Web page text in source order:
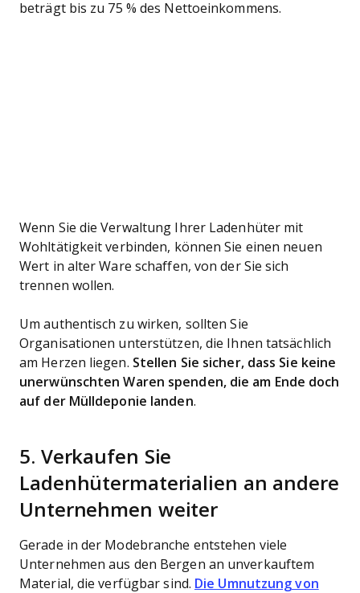
beträgt bis zu 75 % des Nettoeinkommens.
Wenn Sie die Verwaltung Ihrer Ladenhüter mit
Wohltätigkeit verbinden, können Sie einen neuen
Wert in alter Ware schaffen, von der Sie sich
trennen wollen.
Um authentisch zu wirken, sollten Sie
Organisationen unterstützen, die Ihnen tatsächlich
am Herzen liegen. Stellen Sie sicher, dass Sie keine
unerwünschten Waren spenden, die am Ende doch
auf der Mülldeponie landen.
5. Verkaufen Sie
Ladenhütermaterialien an andere
Unternehmen weiter
Gerade in der Modebranche entstehen viele
Unternehmen aus den Bergen an unverkauftem
Material, die verfügbar sind. Die Umnutzung von